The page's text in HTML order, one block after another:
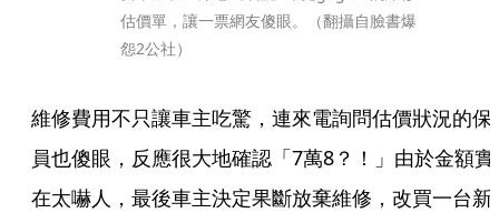
估價單，讓一票網友傻眼。（翻攝自臉書爆
怨2公社）
維修費用不只讓車主吃驚，連來電詢問估價狀況的保
員也傻眼，反應很大地確認「7萬8？！」由於金額實
在太嚇人，最後車主決定果斷放棄維修，改買一台新